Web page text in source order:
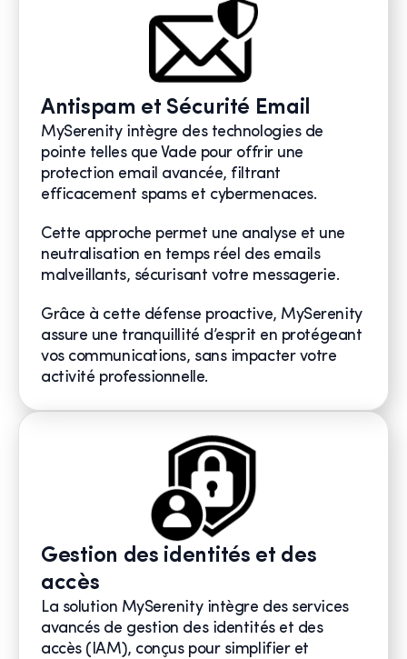
Antispam et Sécurité Email
MySerenity intègre des technologies de
pointe telles que Vade pour offrir une
protection email avancée, filtrant
efficacement spams et cybermenaces.
Cette approche permet une analyse et une
neutralisation en temps réel des emails
malveillants, sécurisant votre messagerie.
Grâce à cette défense proactive, MySerenity
assure une tranquillité d’esprit en protégeant
vos communications, sans impacter votre
activité professionnelle.
Gestion des identités et des
accès
La solution MySerenity intègre des services
avancés de gestion des identités et des
accès (IAM), conçus pour simplifier et